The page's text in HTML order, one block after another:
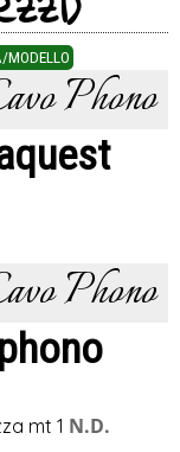
Phono
Phono
mt 1 N.D.